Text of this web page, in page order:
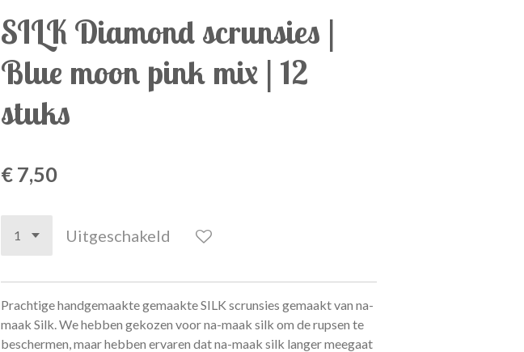
SILK Diamond scrunsies |
Blue moon pink mix | 12
stuks
€ 7,50
Uitgeschakeld
Prachtige handgemaakte gemaakte SILK scrunsies gemaakt van na-
maak Silk. We hebben gekozen voor na-maak silk om de rupsen te
beschermen, maar hebben ervaren dat na-maak silk langer meegaat